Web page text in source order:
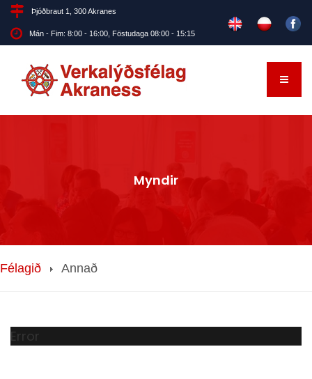
Þjóðbraut 1, 300 Akranes
Mán - Fim: 8:00 - 16:00, Föstudaga 08:00 - 15:15
Myndir
Félagið Annað
Error